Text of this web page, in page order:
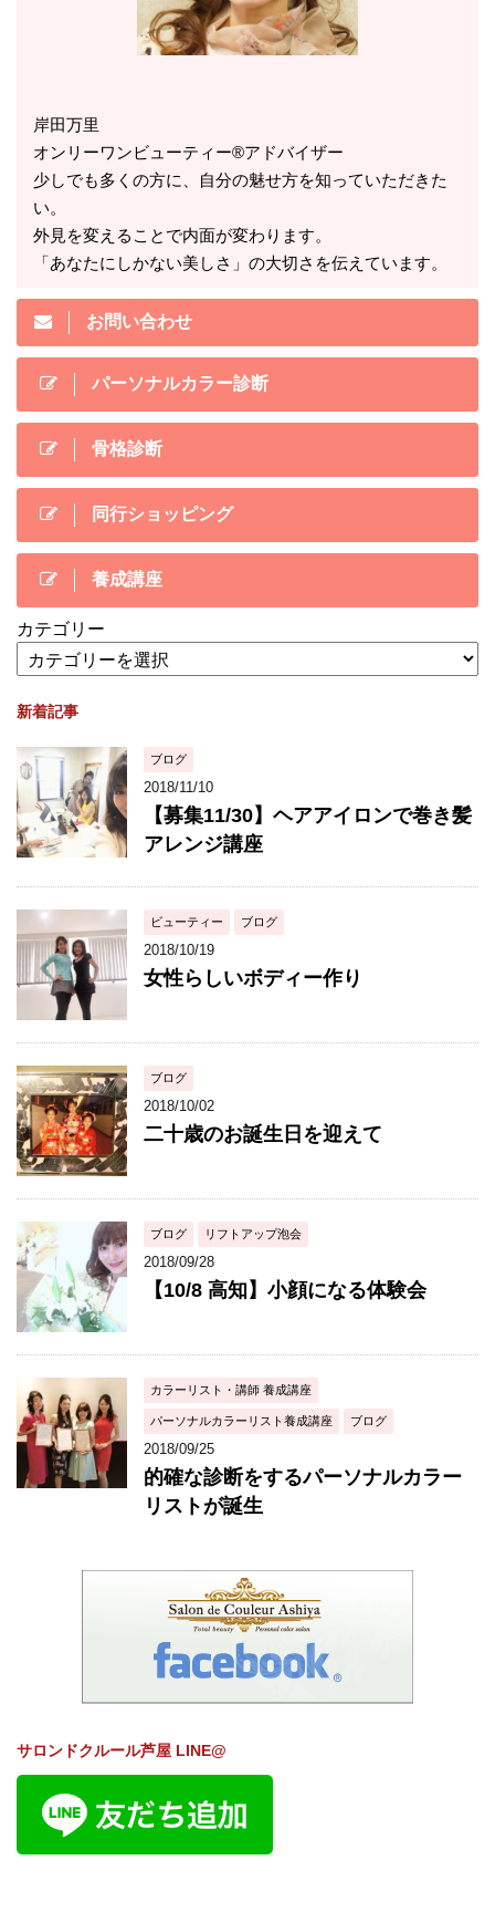
岸田万里
オンリーワンビューティー®アドバイザー
少しでも多くの方に、自分の魅せ方を知っていただきた
い。
外見を変えることで内面が変わります。
「あなたにしかない美しさ」の大切さを伝えています。
お問い合わせ
パーソナルカラー診断
骨格診断
同行ショッピング
養成講座
カテゴリー
新着記事
ブログ
2018/11/10
【募集11/30】ヘアアイロンで巻き髪
アレンジ講座
ビューティー ブログ
2018/10/19
女性らしいボディー作り
ブログ
2018/10/02
二十歳のお誕生日を迎えて
ブログ リフトアップ泡会
2018/09/28
【10/8 高知】小顔になる体験会
カラーリスト・講師 養成講座
パーソナルカラーリスト養成講座 ブログ
2018/09/25
的確な診断をするパーソナルカラー
リストが誕生
サロンドクルール芦屋 LINE@